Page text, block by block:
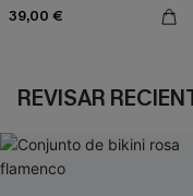
39,00 €
REVISAR